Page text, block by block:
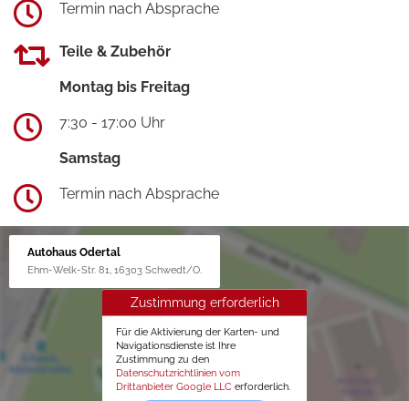
Termin nach Absprache
Teile & Zubehör
Montag bis Freitag
7:30 - 17:00 Uhr
Samstag
Termin nach Absprache
Autohaus Odertal
Ehm-Welk-Str. 81, 16303 Schwedt/O.
Zustimmung erforderlich
Für die Aktivierung der Karten- und
Navigationsdienste ist Ihre
Zustimmung zu den
Datenschutzrichtlinien vom
Drittanbieter Google LLC erforderlich.